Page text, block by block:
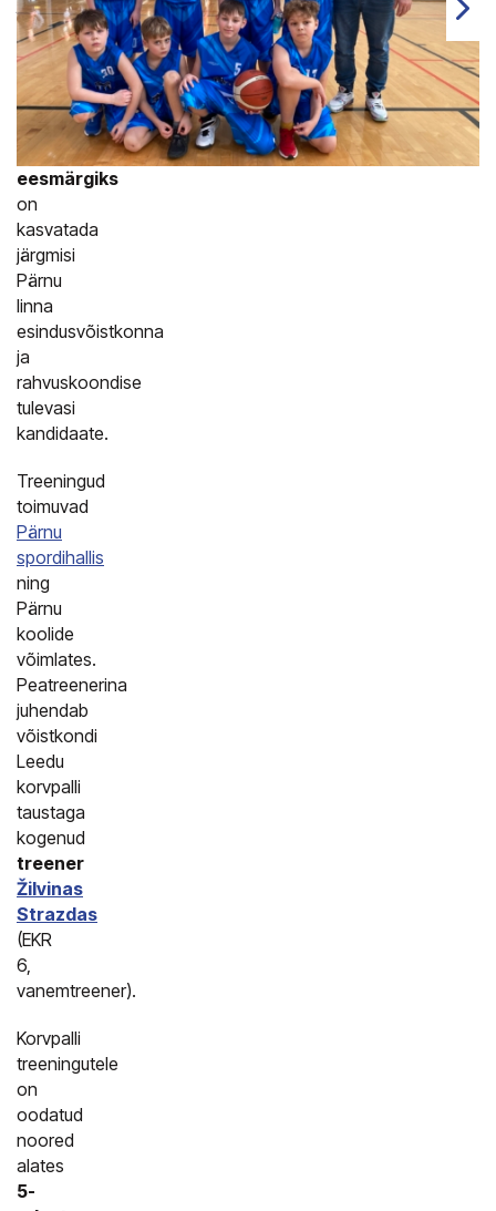
meeskonnana
ühtselt
tugevaid
mängijaid.
Treeningtöö
eesmärgiks
on
kasvatada
järgmisi
Pärnu
linna
esindusvõistkonna
ja
rahvuskoondise
tulevasi
kandidaate.
Treeningud
toimuvad
Pärnu
spordihallis
ning
Pärnu
koolide
võimlates.
Peatreenerina
juhendab
võistkondi
Leedu
korvpalli
taustaga
kogenud
treener
Žilvinas
Strazdas
(EKR
6,
vanemtreener).
Korvpalli
treeningutele
on
oodatud
noored
alates
5-